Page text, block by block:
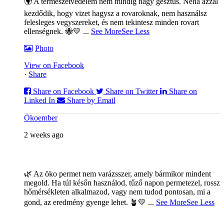
kezdődik, hogy vizet hagysz a rovaroknak, nem használsz
felesleges vegyszereket, és nem tekintesz minden rovart
ellenségnek. 🐝💛 ... See MoreSee Less
Photo
View on Facebook
· Share
Share on Facebook
Share on Twitter
Share on
Linked In
Share by Email
Ökoember
2 weeks ago
🌿 Az öko permet nem varázsszer, amely bármikor mindent
megold. Ha túl későn használod, tűző napon permetezel, rossz
hőmérsékleten alkalmazod, vagy nem tudod pontosan, mi a
gond, az eredmény gyenge lehet. 🪴💛 ... See MoreSee Less